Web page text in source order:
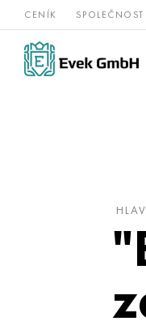
CENÍK SPOLEČNOST
Slitiny
niklu